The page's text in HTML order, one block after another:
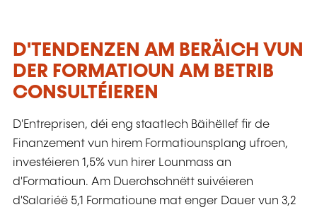
D'TENDENZEN AM BERÄICH VUN
DER FORMATIOUN AM BETRIB
CONSULTÉIEREN
D'Entreprisen, déi eng staatlech Bäihëllef fir de
Finanzement vun hirem Formatiounsplang ufroen,
investéieren 1,5% vun hirer Lounmass an
d'Formatioun. Am Duerchschnëtt suivéieren
d'Salariéë 5,1 Formatioune mat enger Dauer vun 3,2